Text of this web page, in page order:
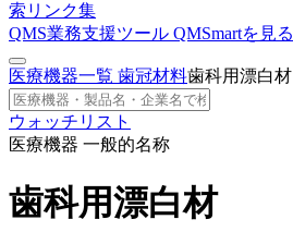
索 リンク集
QMS業務支援ツール QMSmartを見る
医療機器一覧 歯冠材料歯科用漂白材
ウォッチリスト
医療機器 一般的名称
歯科用漂白材